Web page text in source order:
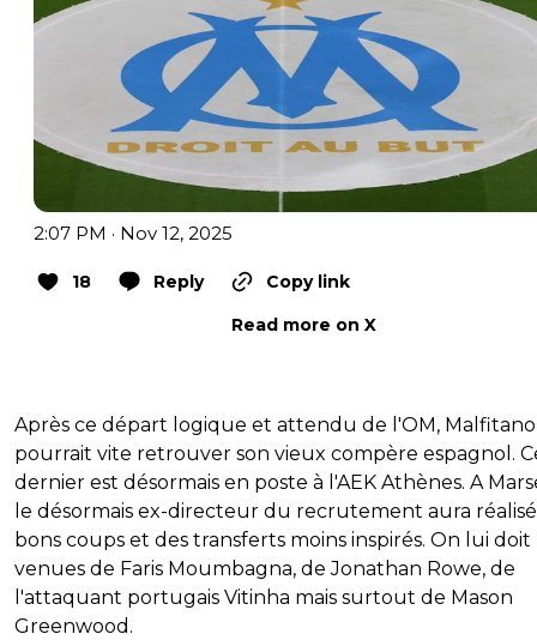
2:07 PM · Nov 12, 2025
18 Reply
Copy link
Read more on X
Après ce départ logique et attendu de l'OM, Malfitano
pourrait vite retrouver son vieux compère espagnol.
dernier est désormais en poste à l'AEK Athènes. A
le désormais ex-directeur du recrutement aura
bons coups et des transferts moins inspirés. On lui doit
venues de Faris Moumbagna, de Jonathan Rowe, de
l'attaquant portugais Vitinha mais surtout de Mason
Greenwood.